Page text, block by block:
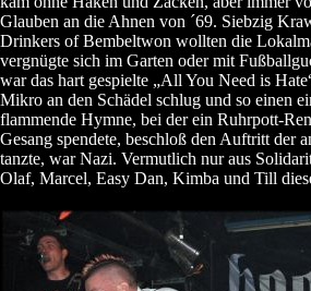
Glauben an die Ahnen von ´69. Siebzig
Drinkers of Bembeltwon wollten die
vergnügte sich im Garten oder mit
war das hart gespielte „All You Need is
Mikro an den Schädel schlug und so einen
flammende Hymne, bei der ein Ruhrpott-
Gesang spendete, beschloß den Auftritt der
tanzte, war Nazi. Vermutlich nur aus
Olaf, Marcel, Easy Dan, Kimba und Till